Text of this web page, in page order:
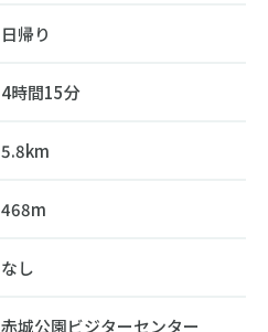
日帰り
4時間15分
5.8km
468m
なし
赤城公園ビジターセンター